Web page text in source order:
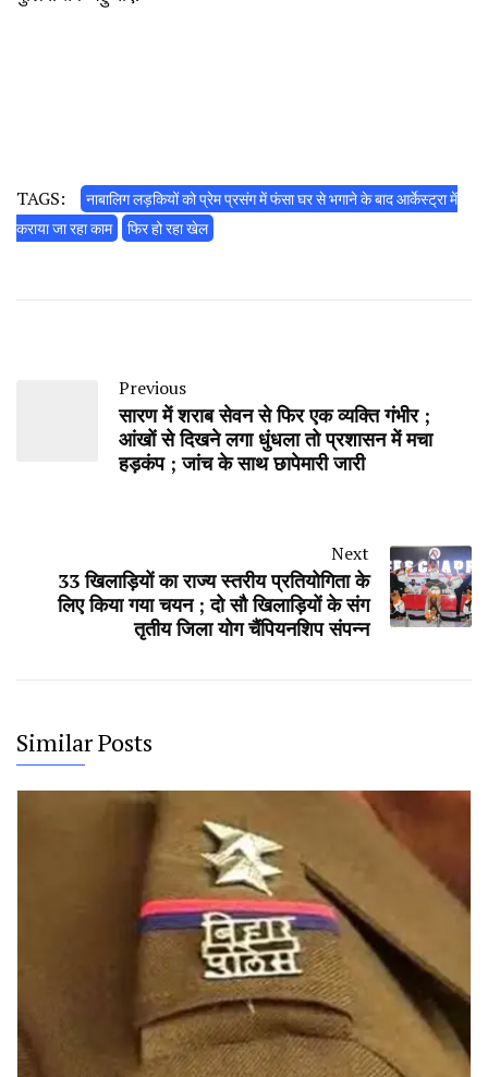
TAGS:
नाबालिग लड़कियों को प्रेम प्रसंग में फंसा घर से भगाने के बाद आर्केस्ट्रा में
कराया जा रहा काम
फिर हो रहा खेल
Previous
सारण में शराब सेवन से फिर एक व्यक्ति गंभीर ;
आंखों से दिखने लगा धुंधला तो प्रशासन में मचा
हड़कंप ; जांच के साथ छापेमारी जारी
Next
33 खिलाड़ियों का राज्य स्तरीय प्रतियोगिता के
लिए किया गया चयन ; दो सौ खिलाड़ियों के संग
तृतीय जिला योग चैंपियनशिप संपन्न
Similar Posts